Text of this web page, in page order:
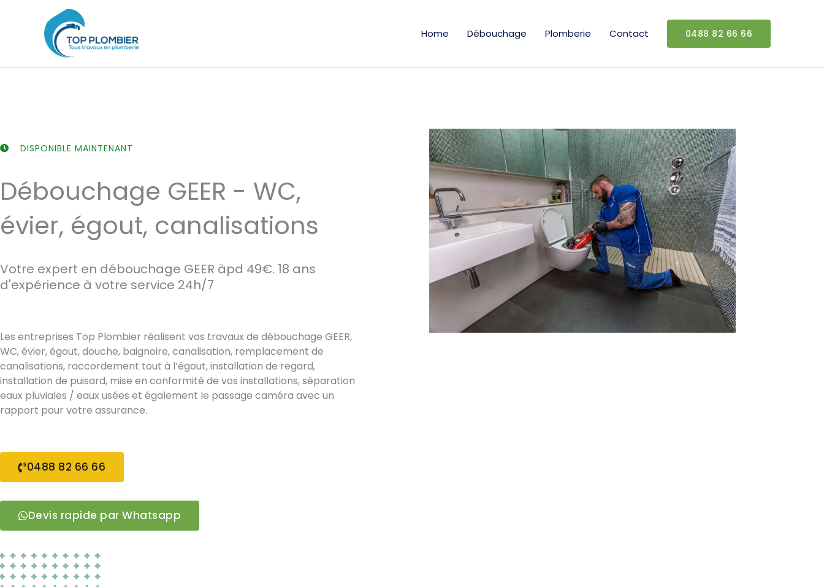
Home Débouchage Plomberie Contact 0488 82 66 66
DISPONIBLE MAINTENANT
Débouchage GEER - WC,
évier, égout, canalisations
Votre expert en débouchage GEER àpd 49€. 18 ans
d'expérience à votre service 24h/7
Les entreprises Top Plombier réalisent vos travaux de débouchage GEER,
WC, évier, égout, douche, baignoire, canalisation, remplacement de
canalisations, raccordement tout à l’égout, installation de regard,
installation de puisard, mise en conformité de vos installations, séparation
eaux pluviales / eaux usées et également le passage caméra avec un
rapport pour votre assurance.
0488 82 66 66
Devis rapide par Whatsapp